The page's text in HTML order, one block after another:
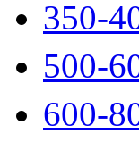
350-
500-
600-